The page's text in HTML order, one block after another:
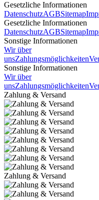
Gesetzliche Informationen
DatenschutzAGBSitemap
Gesetzliche Informationen
DatenschutzAGBSitemap
Sonstige Informationen
Wir über
unsZahlungsmöglichkeiten
Sonstige Informationen
Wir über
unsZahlungsmöglichkeiten
Zahlung & Versand
Zahlung & Versand